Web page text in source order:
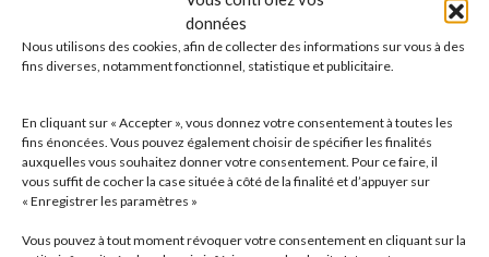
données
Nous utilisons des cookies, afin de collecter des informations sur vous à des
fins diverses, notamment fonctionnel, statistique et publicitaire.
En cliquant sur « Accepter », vous donnez votre consentement à toutes les
fins énoncées. Vous pouvez également choisir de spécifier les finalités
auxquelles vous souhaitez donner votre consentement. Pour ce faire, il
vous suffit de cocher la case située à côté de la finalité et d’appuyer sur
« Enregistrer les paramètres »
Vous pouvez à tout moment révoquer votre consentement en cliquant sur la
charges sociales, mutuelles,
prévoyance…)
Assistance juridique